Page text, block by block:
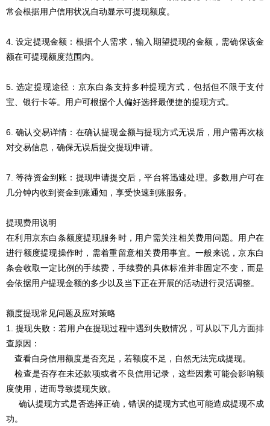
常会根据用户信用状况自动显示可提现额度。
4. 设定提现金额：根据个人需求，输入期望提现的金额，需确保该金
额在可提现额度范围内。
5. 选定提现途径：京东白条支持多种提现方式，包括但不限于支付
宝、银行卡等。用户可根据个人偏好选择最便捷的提现方式。
6. 确认交易详情：在确认提现金额与提现方式无误后，用户需再次核
对交易信息，确保无误后提交提现申请。
7. 等待资金到账：提现申请提交后，平台将迅速处理。多数用户可在
几分钟内收到资金到账通知，享受快速到账服务。
提现费用说明
在利用京东白条额度提现服务时，用户需关注相关费用问题。用户在
进行额度提现操作时，需着重留意相关费用事宜。一般来说，京东白
条会收取一定比例的手续费，手续费的具体标准并非固定不变，而是
会依据用户提现金额的多少以及当下正在开展的活动进行灵活调整。
额度提现常见问题及应对策略
1. 提现失败：若用户在提现过程中遇到失败情况，可从以下几方面排
查原因：
查看自身信用额度是否充足，若额度不足，自然无法完成提现。
检查是否存在未还款项或者不良信用记录，这些因素可能会影响额
度使用，进而导致提现失败。
确认提现方式是否选择正确，错误的提现方式也可能造成提现不成
功。